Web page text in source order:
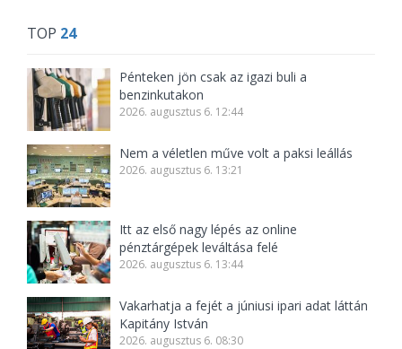
TOP 24
Pénteken jön csak az igazi buli a
benzinkutakon
2026. augusztus 6. 12:44
Nem a véletlen műve volt a paksi leállás
2026. augusztus 6. 13:21
Itt az első nagy lépés az online
pénztárgépek leváltása felé
2026. augusztus 6. 13:44
Vakarhatja a fejét a júniusi ipari adat láttán
Kapitány István
2026. augusztus 6. 08:30